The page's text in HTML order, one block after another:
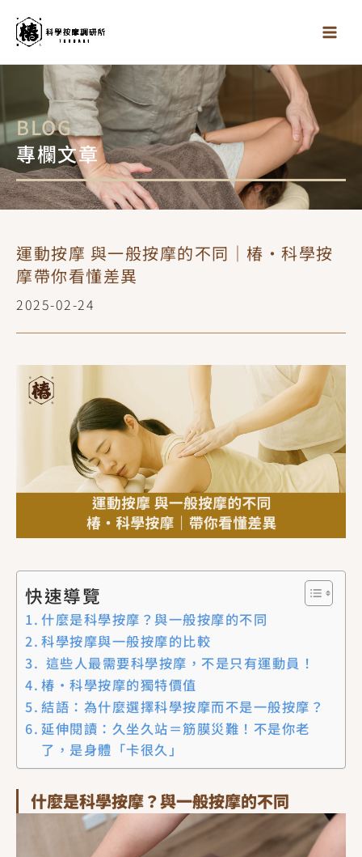
BLOG
專欄文章
運動按摩 與一般按摩的不同｜椿·科學按
摩帶你看懂差異
2025-02-24
快速導覽
什麼是科學按摩？與一般按摩的不同
科學按摩與一般按摩的比較
這些人最需要科學按摩，不是只有運動員！
椿·科學按摩的獨特價值
結語：為什麼選擇科學按摩而不是一般按摩？
延伸閱讀：久坐久站＝筋膜災難！不是你老
了，是身體「卡很久」
什麼是科學按摩？與一般按摩的不同